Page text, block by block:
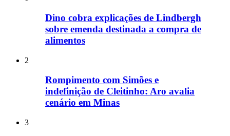
Dino cobra explicações de Lindbergh
sobre emenda destinada a compra de
alimentos
2
Rompimento com Simões e
indefinição de Cleitinho: Aro avalia
cenário em Minas
3